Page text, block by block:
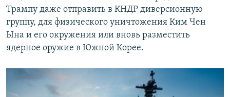
Трампу даже отправить в КНДР диверсионную
группу, для физического уничтожения Ким Чен
Ына и его окружения или вновь разместить
ядерное оружие в Южной Корее.